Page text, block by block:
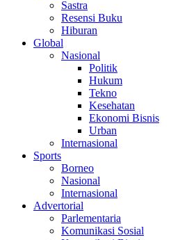
Sastra
Resensi Buku
Hiburan
Global
Nasional
Politik
Hukum
Tekno
Kesehatan
Ekonomi Bisnis
Urban
Internasional
Sports
Borneo
Nasional
Internasional
Advertorial
Parlementaria
Komunikasi Sosial